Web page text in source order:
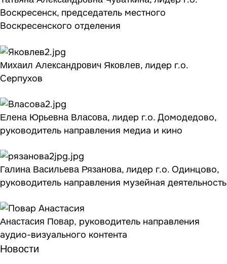
Воскресенск, председатель местного
Воскресенского отделения
Михаил Александрович Яковлев, лидер г.о.
Серпухов
Елена Юрьевна Власова, лидер г.о. Домодедово,
руководитель направления медиа и кино
Галина Васильева Рязанова, лидер г.о. Одинцово,
руководитель направления музейная деятельность
Анастасия Повар, руководитель направления
аудио-визуального контента
Новости